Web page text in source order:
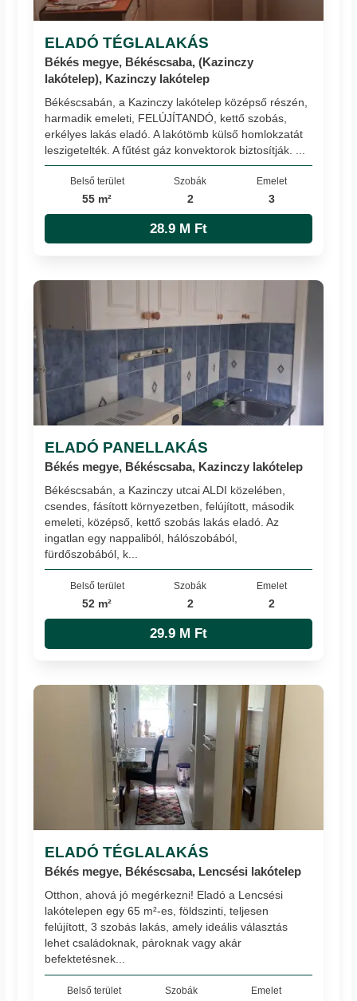
ELADÓ TÉGLALAKÁS
Békés megye, Békéscsaba, (Kazinczy
lakótelep), Kazinczy lakótelep
Békéscsabán, a Kazinczy lakótelep középső részén,
harmadik emeleti, FELÚJÍTANDÓ, kettő szobás,
erkélyes lakás eladó. A lakótömb külső homlokzatát
leszigetelték. A fűtést gáz konvektorok biztosítják. ...
Belső terület
55 m²
Szobák
2
Emelet
3
28.9 M Ft
ELADÓ PANELLAKÁS
Békés megye, Békéscsaba, Kazinczy lakótelep
Békéscsabán, a Kazinczy utcai ALDI közelében,
csendes, fásított környezetben, felújított, második
emeleti, középső, kettő szobás lakás eladó. Az
ingatlan egy nappaliból, hálószobából,
fürdőszobából, k...
Belső terület
52 m²
Szobák
2
Emelet
2
29.9 M Ft
ELADÓ TÉGLALAKÁS
Békés megye, Békéscsaba, Lencsési lakótelep
Otthon, ahová jó megérkezni! Eladó a Lencsési
lakótelepen egy 65 m²-es, földszinti, teljesen
felújított, 3 szobás lakás, amely ideális választás
lehet családoknak, pároknak vagy akár
befektetésnek...
Belső terület Szobák Emelet